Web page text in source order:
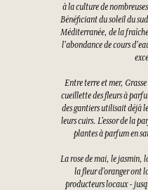
à la culture de
Bénéficiant du soleil du
Méditerranée, de la
l'abondance de cours
Entre terre et mer,
cueillette des fleurs à
des gantiers utilisait déjà
leurs cuirs. L’essor de la
plantes à parfum en
La rose de mai, le jasmin,
la fleur d’oranger ont
producteurs locaux -